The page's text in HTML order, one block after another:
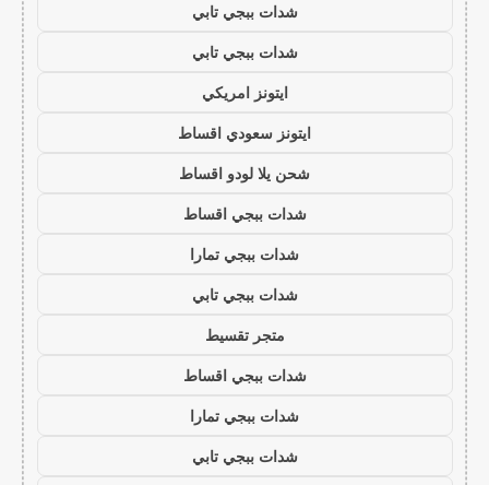
شدات ببجي تابي
شدات ببجي تابي
ايتونز امريكي
ايتونز سعودي اقساط
شحن يلا لودو اقساط
شدات ببجي اقساط
شدات ببجي تمارا
شدات ببجي تابي
متجر تقسيط
شدات ببجي اقساط
شدات ببجي تمارا
شدات ببجي تابي